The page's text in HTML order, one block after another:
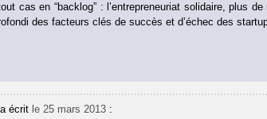
cas en “backlog” : l’entrepreneuriat solidaire, plus
des facteurs clés de succès et d’échec des
a écrit le 25 mars 2013 :